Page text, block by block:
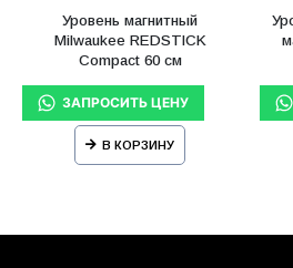
Уровень магнитный
Milwaukee REDSTICK
Compact 60 см
В КОРЗИНУ